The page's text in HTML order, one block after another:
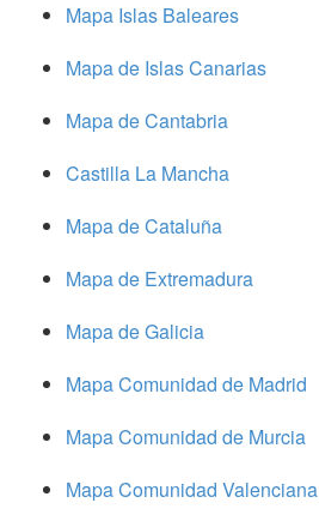
Mapa Islas Baleares
Mapa de Islas Canarias
Mapa de Cantabria
Castilla La Mancha
Mapa de Cataluña
Mapa de Extremadura
Mapa de Galicia
Mapa Comunidad de Madrid
Mapa Comunidad de Murcia
Mapa Comunidad Valenciana